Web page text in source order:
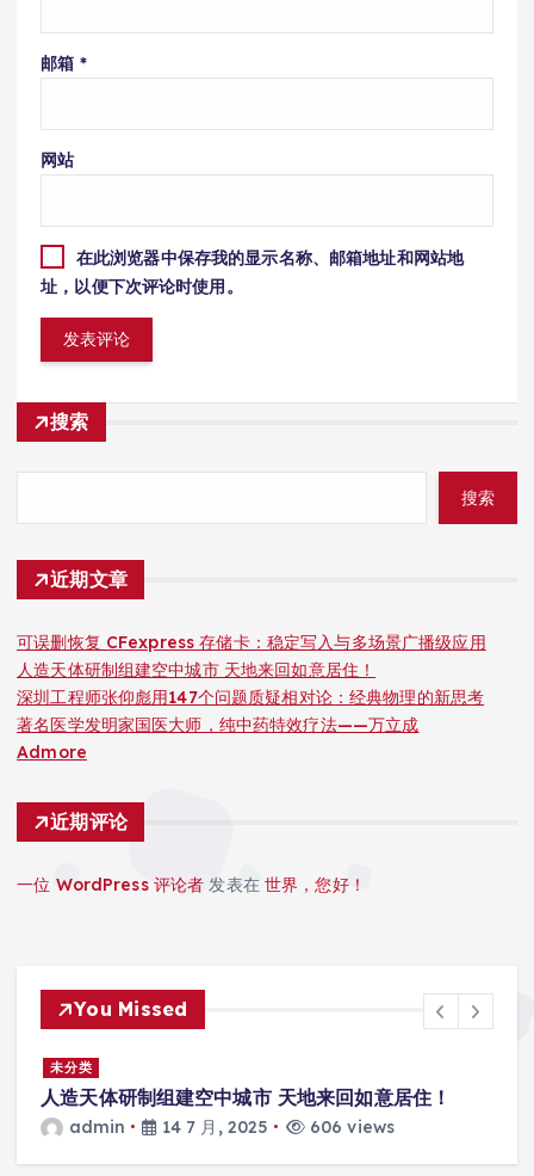
邮箱 *
网站
在此浏览器中保存我的显示名称、邮箱地址和网站地
址，以便下次评论时使用。
搜索
搜索
近期文章
可误删恢复 CFexpress 存储卡：稳定写入与多场景广播级应用
人造天体研制组建空中城市 天地来回如意居住！
深圳工程师张仰彪用147个问题质疑相对论：经典物理的新思考
著名医学发明家国医大师，纯中药特效疗法——万立成
Admore
近期评论
一位 WordPress 评论者 发表在世界，您好！
You Missed
未分类
人造天体研制组建空中城市 天地来回如意居住！
admin 14 7 月, 2025 606 views